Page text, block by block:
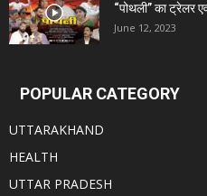
“पोथली” का ट्रेलर
June 12, 2023
POPULAR CATEGORY
UTTARAKHAND
HEALTH
UTTAR PRADESH